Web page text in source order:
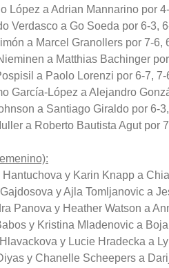
López a Adrian Mannarino por
Verdasco a Go Soeda por 6-3,
a Marcel Granollers por 7-6,
a Matthias Bachinger
a Paolo Lorenzi por 6-7, 7-
García-López a Alejandro
a Santiago Giraldo por 6-
a Roberto Bautista Agut por
y Karin Knapp a
y Ajla Tomljanovic a
Panova y Heather Watson a
y Kristina Mladenovic a
y Lucie Hradecka a
y Chanelle Scheepers a